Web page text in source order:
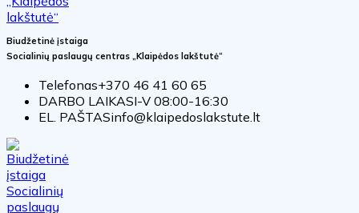
Biudžetinė įstaiga
Socialinių paslaugų centras „Klaipėdos lakštutė“
Telefonas+370 46 41 60 65
DARBO LAIKASI-V 08:00-16:30
EL. PAŠTASinfo@klaipedoslakstute.lt